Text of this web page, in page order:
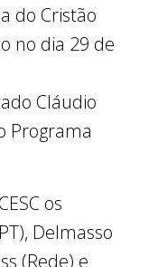
do Cristão
no dia 29 de
Cláudio
Programa
os
Delmasso
(Rede) e